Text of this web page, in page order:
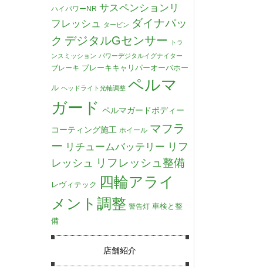
ハイパワーNR サスペンションリ
フレッシュ
タービン ダイナパッ
ク デジタルGセンサー
トラ
ンスミッション パワーデジタルイグナイター
ブレーキ ブレーキキャリパーオーバホー
ル ヘッドライト光軸調整 ペルマ
ガード ペルマガードボディー
コーティング施工 ホイール マフラ
ー リチュームバッテリー リフ
レッシュ
リフレッシュ整備
レヴィテック 四輪アライ
メント調整 警告灯 車検と整
備
店舗紹介